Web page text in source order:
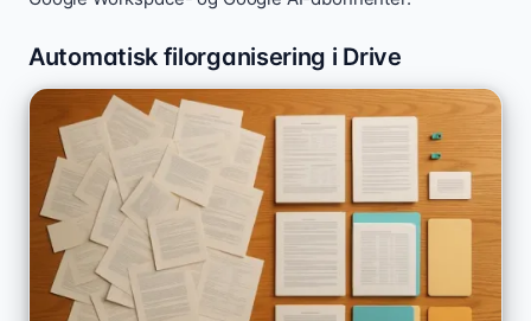
Automatisk filorganisering i Drive